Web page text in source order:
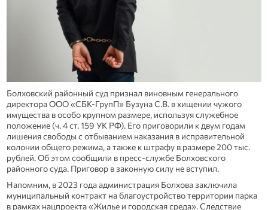
Болховский районный суд признал виновным генерального
директора ООО «СБК-ГрупП» Бузуна С.В. в хищении чужого
имущества в особо крупном размере, используя служебное
положение (ч. 4 ст. 159 УК РФ). Его приговорили к двум годам
лишения свободы с отбыванием наказания в исправительной
колонии общего режима, а также к штрафу в размере 200 тыс.
рублей. Об этом сообщили в пресс-службе Болховского
районного суда. Приговор в законную силу не вступил.
Напомним, в 2023 года администрация Болхова заключила
муниципальный контракт на благоустройство территории парка
в рамках нацпроекта «Жилье и городская среда». Следствие